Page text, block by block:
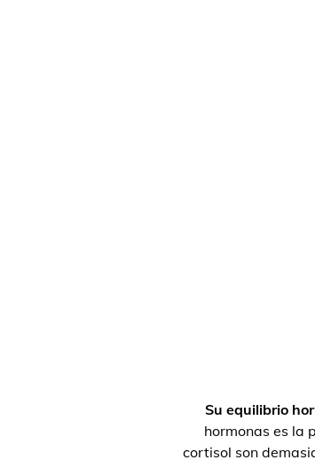
Su equilibrio
hormonas es la
cortisol son